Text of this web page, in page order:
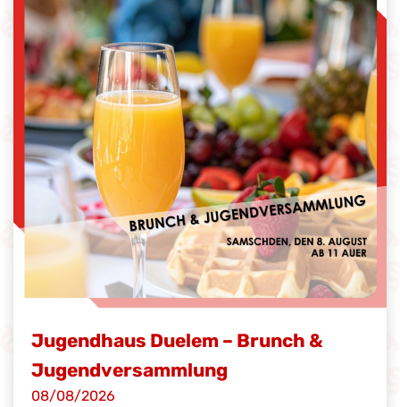
Jugendhaus Duelem – Brunch &
Jugendversammlung
08/08/2026